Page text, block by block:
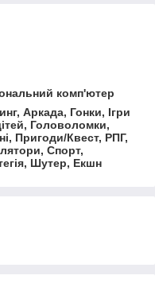
комп'ютер
Аркада, Гонки, Ігри
Головоломки,
Пригоди/Квест, РПГ,
Спорт,
Шутер, Екшн